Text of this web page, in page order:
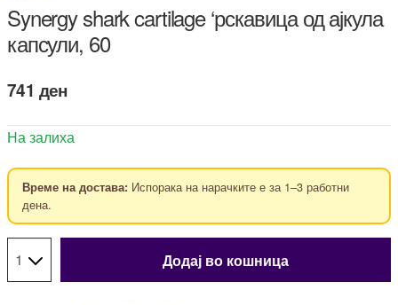
Synergy shark cartilage ‘рскавица од ајкула
капсули, 60
741 ден
На залиха
Време на достава: Испорака на нарачките е за 1–3 работни
дена.
Додај во кошница